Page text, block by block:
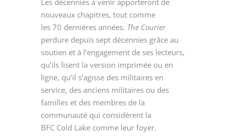
nouveaux chapitres, tout comme
les 70 dernières années. The Courier
perdure depuis sept décennies grâce au
soutien et à l’engagement de ses lecteurs,
qu’ils lisent la version imprimée ou en
ligne, qu’il s’agisse des militaires en
service, des anciens militaires ou des
familles et des membres de la
communauté qui considèrent la
BFC Cold Lake comme leur foyer.